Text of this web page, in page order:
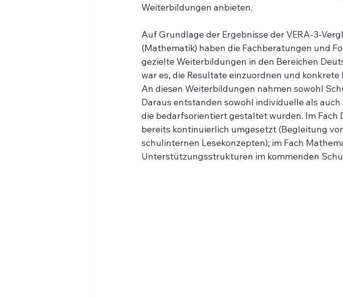
Weiterbildungen anbieten.
Auf Grundlage der Ergebnisse der VERA-3-
(Mathematik) haben die Fachberatungen und
gezielte Weiterbildungen in den Bereichen
war es, die Resultate einzuordnen und
An diesen Weiterbildungen nahmen sowohl
Daraus entstanden sowohl individuelle als
die bedarfsorientiert gestaltet wurden. Im Fach
bereits kontinuierlich umgesetzt (Begleitung
schulinternen Lesekonzepten); im Fach
Unterstützungsstrukturen im kommenden